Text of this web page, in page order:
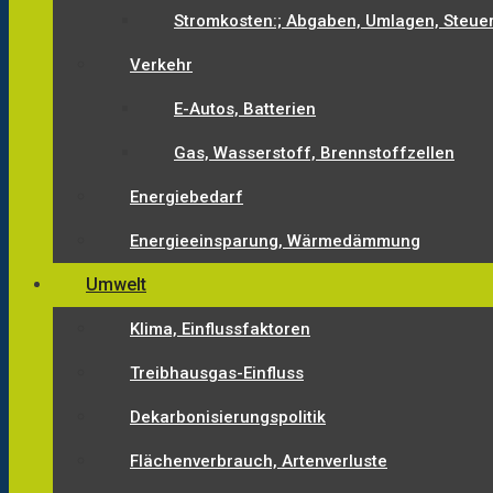
Stromkosten:; Abgaben, Umlagen,
Verkehr
E-Autos, Batterien
Gas, Wasserstoff, Brennstoffzellen
Energiebedarf
Energieeinsparung, Wärmedämmung
Umwelt
Klima, Einflussfaktoren
Treibhausgas-Einfluss
Dekarbonisierungspolitik
Flächenverbrauch, Artenverluste